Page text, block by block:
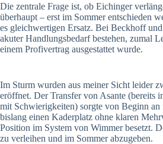
Die zentrale Frage ist, ob Eichinger
überhaupt – erst im Sommer entschieden
es gleichwertigen Ersatz. Bei Beckhoff
akuter Handlungsbedarf bestehen, zumal
einem Profivertrag ausgestattet wurde.
Im Sturm wurden aus meiner Sicht leider
eröffnet. Der Transfer von Asante (bereits
mit Schwierigkeiten) sorgte von Beginn an
bislang einen Kaderplatz ohne klaren
Position im System von Wimmer besetzt.
zu verleihen und im Sommer abzugeben.